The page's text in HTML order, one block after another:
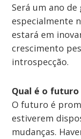
Será um ano
especialmente
estará em
crescimento
introspecção.
Qual é o futuro
O futuro é
estiverem
mudanças.